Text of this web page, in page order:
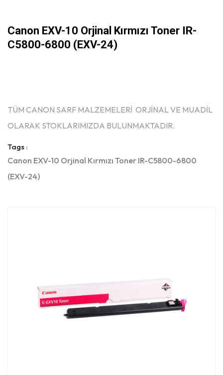
Canon EXV-10 Orjinal Kırmızı Toner IR-
C5800-6800 (EXV-24)
TÜM CANON SARF MALZEMELERİ ORJİNAL VE MUADİL
OLARAK STOKLARIMIZDA BULUNMAKTADIR.
Tags :
Canon EXV-10 Orjinal Kırmızı Toner IR-C5800-6800
(EXV-24)